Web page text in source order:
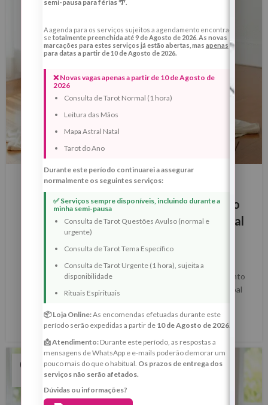
Lua Nova de 18 de Janeiro de 2026 —
Ritual de Alinhamento Interno, Direção
Consciente e Reposicionamento Pessoal
Lua Nova de 18 de Janeiro de 2026 — Ritual de Alinhamento
Interno, Direção Consciente e Reposicionamento Pessoal
LER MAIS
09
semi-pausa para férias 🌴.
A agenda para os serviços sujeitos a agendamento encontra-
se totalmente preenchida até 9 de Agosto de 2026. As novas
marcações para estes serviços já estão abertas, mas apenas
para datas a partir de 10 de Agosto de 2026.
❌ Novas vagas apenas a partir de 10 de Agosto de
2026
Consulta de Tarot Normal (1 hora)
Leitura das Mãos
Mapa Astral Natal
Tarot do Ano
Durante este período continuarei a assegurar
normalmente os seguintes serviços:
✅ Serviços sempre disponíveis, incluindo durante a
minha semi-pausa
Consulta de Tarot Questões Avulso (normal e
urgente)
Consulta de Tarot Tema Específico
Consulta de Tarot Urgente (1 hora), sujeita a
disponibilidade
Rituais Espirituais
📦 Loja Online:As encomendas efetuadas durante este
período serão expedidas a partir de 10 de Agosto de 2026.
📩 Atendimento:Durante este período, as respostas a
mensagens de WhatsApp e e-mails poderão demorar um
pouco mais do que o habitual. Os prazos de entrega dos
serviços não serão afetados.
Dúvidas ou informações?